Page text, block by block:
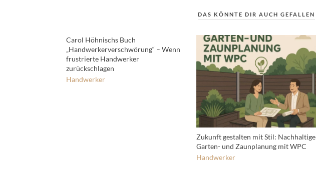
DAS KÖNNTE DIR AUCH GEFALLEN
Carol Höhnischs Buch
„Handwerkerverschwörung“ – Wenn
frustrierte Handwerker
zurückschlagen
Handwerker
Zukunft gestalten mit Stil: Nachhaltige
Garten- und Zaunplanung mit WPC
Handwerker